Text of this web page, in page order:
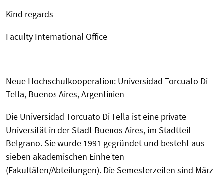
Kind regards
Faculty International Office
Neue Hochschulkooperation: Universidad Torcuato Di
Tella, Buenos Aires, Argentinien
Die Universidad Torcuato Di Tella ist eine private
Universität in der Stadt Buenos Aires, im Stadtteil
Belgrano. Sie wurde 1991 gegründet und besteht aus
sieben akademischen Einheiten
(Fakultäten/Abteilungen). Die Semesterzeiten sind März